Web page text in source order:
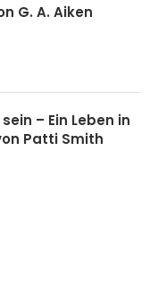
G. A. Aiken
– Ein Leben in
Patti Smith